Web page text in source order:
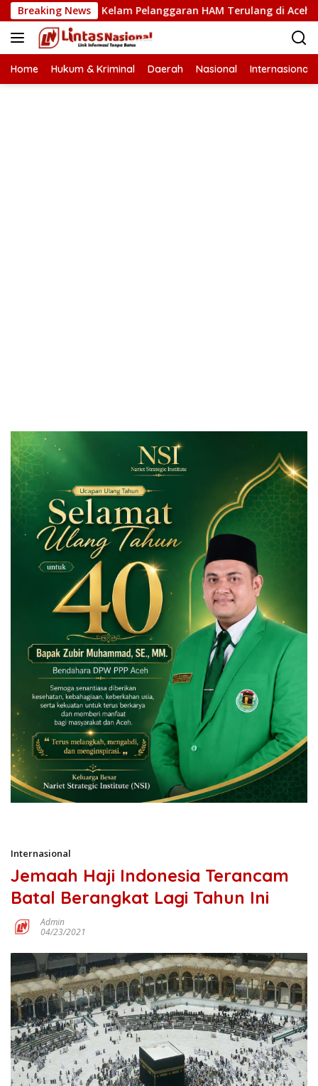
Langsung
ke
konten
Breaking News
Kelam Pelanggaran HAM Terulang di Aceh
Home Hukum & Kriminal Daerah Nasional Internasional
Internasional
Jemaah Haji Indonesia Terancam
Batal Berangkat Lagi Tahun Ini
Admin
04/23/2021